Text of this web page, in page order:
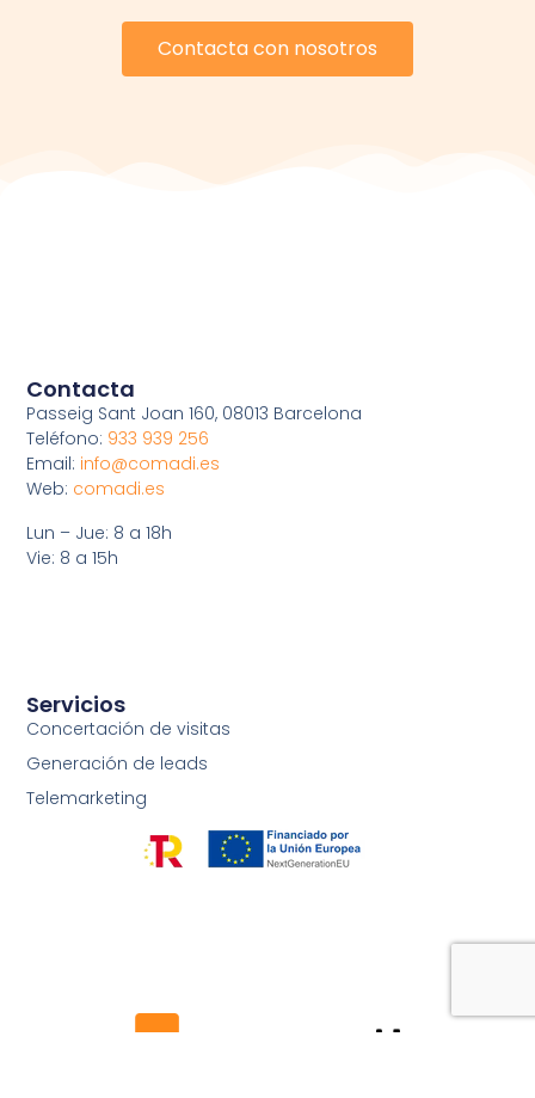
Contacta con nosotros
Contacta
Passeig Sant Joan 160, 08013 Barcelona
Teléfono: 933 939 256
Email: info@comadi.es
Web: comadi.es
Lun – Jue: 8 a 18h
Vie: 8 a 15h
Servicios
Concertación de visitas
Generación de leads
Telemarketing